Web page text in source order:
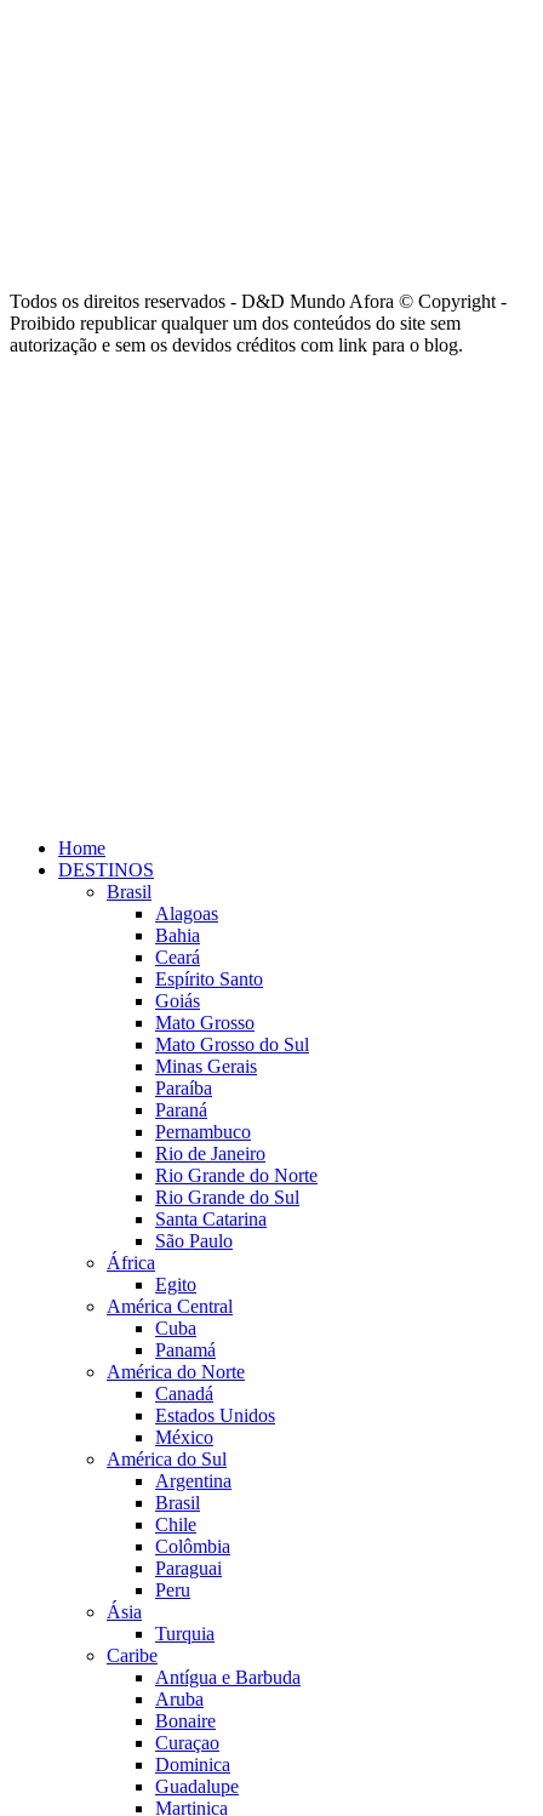
Todos os direitos reservados - D&D Mundo Afora © Copyright -
Proibido republicar qualquer um dos conteúdos do site sem
autorização e sem os devidos créditos com link para o blog.
Home
DESTINOS
Brasil
Alagoas
Bahia
Ceará
Espírito Santo
Goiás
Mato Grosso
Mato Grosso do Sul
Minas Gerais
Paraíba
Paraná
Pernambuco
Rio de Janeiro
Rio Grande do Norte
Rio Grande do Sul
Santa Catarina
São Paulo
África
Egito
América Central
Cuba
Panamá
América do Norte
Canadá
Estados Unidos
México
América do Sul
Argentina
Brasil
Chile
Colômbia
Paraguai
Peru
Ásia
Turquia
Caribe
Antígua e Barbuda
Aruba
Bonaire
Curaçao
Dominica
Guadalupe
Martinica